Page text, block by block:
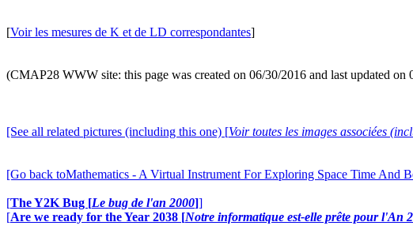
[Voir les mesures de K et de LD correspondantes]
(CMAP28 WWW site: this page was created on 06/30/2016 and last updated on
[See all related pictures (including this one) [Voir toutes les images associées
[Go back toMathematics - A Virtual Instrument For Exploring Space Time And
[The Y2K Bug [Le bug de l'an 2000]]
[Are we ready for the Year 2038 [Notre informatique est-elle prête pour l'An